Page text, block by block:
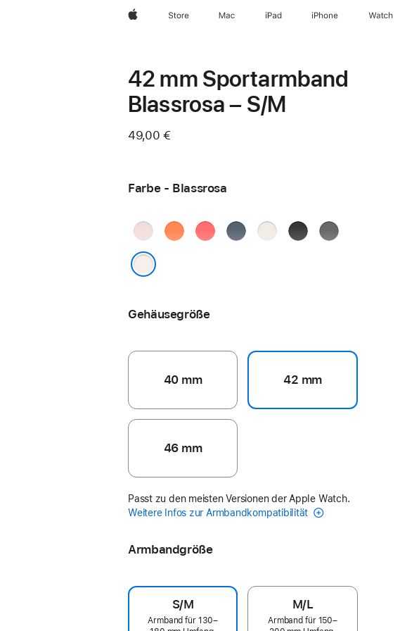
Apple Store Mac iPad iPhone Watch
42 mm Sportarmband
Blassrosa – S/M
49,00 €
Farbe - Blassrosa
HellrosaClementineGuavepinkMaritimblauPolarsternSchwarzSteingrau
Gehäusegröße
40 mm 42 mm
46 mm
Passt zu den meisten Versionen der Apple Watch.
Weitere Infos zur Armbandkompatibilität
Armbandgröße
S/M
Armband für 130–
M/L
Armband für 150–